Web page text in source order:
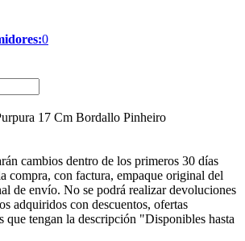
0
17 Cm Bordallo Pinheiro
cambios dentro de los primeros 30 días
compra, con factura, empaque original del
de envío. No se podrá realizar devoluciones
adquiridos con descuentos, ofertas
que tengan la descripción "Disponibles hasta